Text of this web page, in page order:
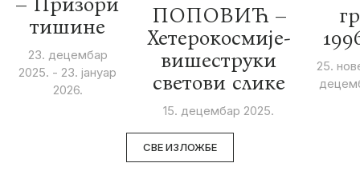
тишине
23. децембар
2025. - 23. јануар
2026.
ПОПОВИЋ –
Хетерокосмије-
вишеструки
светови слике
15. децембар 2025.
25.
СВЕ ИЗЛОЖБЕ